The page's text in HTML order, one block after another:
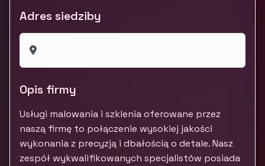
Adres siedziby
Opis firmy
Usługi malowania i szklenia oferowane przez
naszą firmę to połączenie wysokiej jakości
wykonania z precyzją i dbałością o detale. Nasz
zespół wykwalifikowanych specjalistów posiada